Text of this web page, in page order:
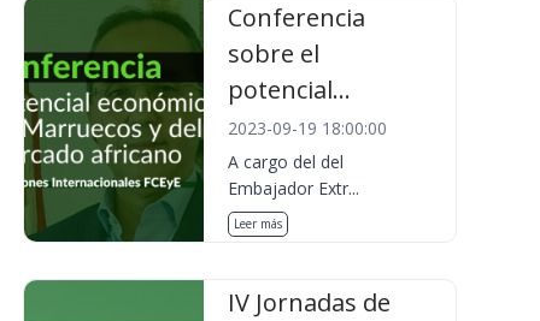
Conferencia
sobre el
potencial...
2023-09-19 18:00:00
A cargo del del
Embajador Extr...
Leer más
IV Jornadas de